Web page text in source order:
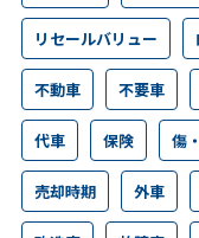
リセールバリュー
不動車 不要車
代車 保険 傷
売却時期 外車